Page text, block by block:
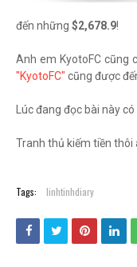
đến những $2,678.9!
Anh em KyotoFC cũng
"KyotoFC" cũng được
Lúc đang đọc bài này
Tranh thủ kiếm tiền thôi
Tags: linhtinhdiary